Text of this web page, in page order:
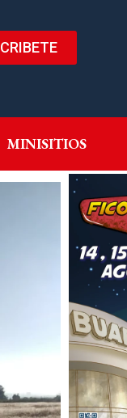
MINISITIOS
MINISITIOS